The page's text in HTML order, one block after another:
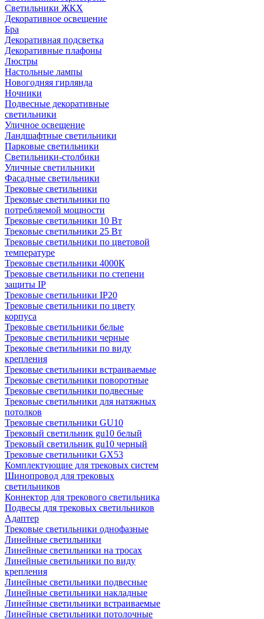
Светильники ЖКХ
Декоративное освещение
Бра
Декоративная подсветка
Декоративные плафоны
Люстры
Настольные лампы
Новогодняя гирлянда
Ночники
Подвесные декоративные
светильники
Уличное освещение
Ландшафтные светильники
Парковые светильники
Светильники-столбики
Уличные светильники
Фасадные светильники
Трековые светильники
Трековые светильники по
потребляемой мощности
Трековые светильники 10 Вт
Трековые светильники 25 Вт
Трековые светильники по цветовой
температуре
Трековые светильники 4000К
Трековые светильники по степени
защиты IP
Трековые светильники IP20
Трековые светильники по цвету
корпуса
Трековые светильники белые
Трековые светильники черные
Трековые светильники по виду
крепления
Трековые светильники встраиваемые
Трековые светильники поворотные
Трековые светильники подвесные
Трековые светильники для натяжных
потолков
Трековые светильники GU10
Трековый светильник gu10 белый
Трековый светильник gu10 черный
Трековые светильники GX53
Комплектующие для трековых систем
Шинопровод для трековых
светильников
Коннектор для трекового светильника
Подвесы для трековых светильников
Адаптер
Трековые светильники однофазные
Линейные светильники
Линейные светильники на тросах
Линейные светильники по виду
крепления
Линейные светильники подвесные
Линейные светильники накладные
Линейные светильники встраиваемые
Линейные светильники потолочные